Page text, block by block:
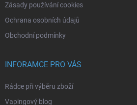
Zásady používání cookies
Ochrana osobních údajů
Obchodní podmínky
INFORAMCE PRO VÁS
Rádce při výběru zboží
Vapingový blog